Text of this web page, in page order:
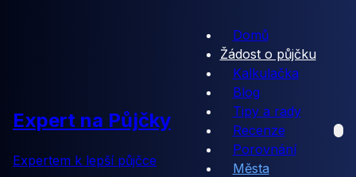
Expert na Půjčky
Expertem k lepší půjčce
Domů
Žádost o půjčku
Kalkulačka
Blog
Tipy a rady
Recenze
Porovnání
Města